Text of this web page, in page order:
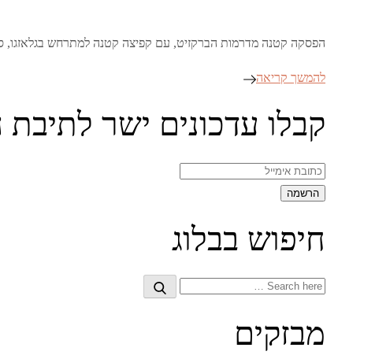
הפסקה קטנה מדרמות הברקזיט, עם קפיצה קטנה למתרחש בגלאזגו,
להמשך קריאה
קבלו עדכונים ישר לתיבת
חיפוש בבלוג
Search
Search
מבזקים